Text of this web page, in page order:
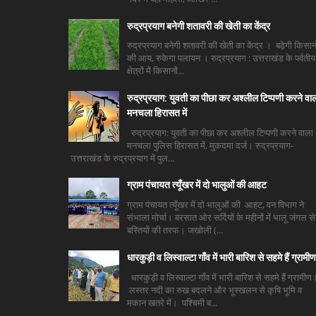
रुद्रप्रयाग बनेगी शतावरी की खेती का केंद्र
रुद्रप्रयाग बनेगी शतावरी की खेती का केंद्र । बढ़ेगी
की आय, रुकेगा पलायन । रुद्रप्रयाग : उत्तराखंड के पर्वतीय
क्षेत्रों में किसानों...
रुद्रप्रयाग: युवती का पीछा कर अश्लील टिप्पणी करने
मनचला हिरासत में
रुद्रप्रयाग: युवती का पीछा कर अश्लील टिप्पणी करने वाला
मनचला पुलिस हिरासत में, मुकदमा दर्ज। रुद्रप्रयाग-
उत्तराखंड के रुद्रप्रयाग में पुल...
ग्राम पंचायत त्यूँखर में दो भालुओं की आहट
ग्राम पंचायत त्यूँखर में दो भालुओं की आहट, वन विभाग ने
संभाला मोर्चा। बरसात ओर सर्दियों के महीनों में भालू जंगल से
बस्तियों की तरफ। जखोली (...
धारकुड़ी व लिस्वाल्टा गाँव में भारी बारिश से सहमे हैं ग्रामीण
धारकुड़ी व लिस्वाल्टा गाँव में भारी बारिश से सहमे हैं ग्रामीण।
लस्तर नदी का रुख बदलने और भूस्खलन से कृषि भूमि व
मकान खतरे में। पश्चिमी ब...